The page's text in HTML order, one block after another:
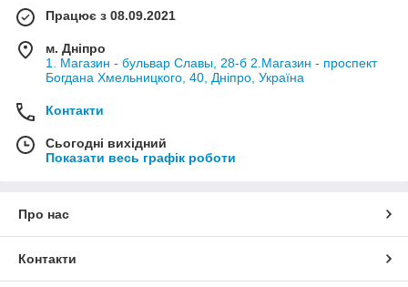
Працює з 08.09.2021
м. Дніпро
1. Магазин - бульвар Славы, 28-б 2.Магазин - проспект
Богдана Хмельницкого, 40, Дніпро, Україна
Контакти
Сьогодні вихідний
Показати весь графік роботи
Про нас
Контакти